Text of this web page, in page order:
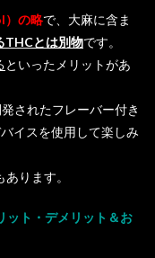
）の略で、大麻に含ま
THCとは別物です。
といったメリットがあ
されたフレーバー付き
イスを使用して楽しみ
ります。
ット・デメリット＆お